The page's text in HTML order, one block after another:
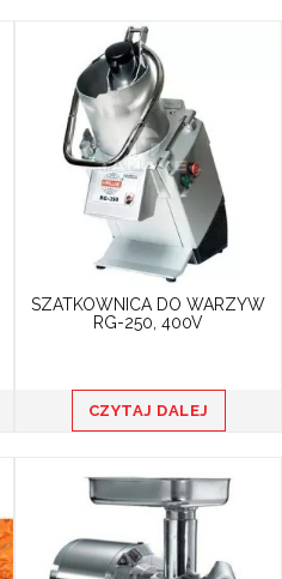
SZATKOWNICA DO WARZYW
RG-250, 400V
CZYTAJ DALEJ